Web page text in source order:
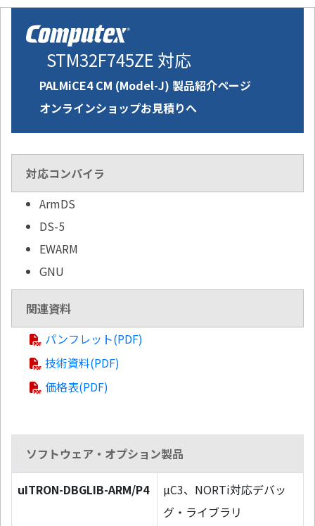
STM32F745ZE 対応
PALMiCE4 CM (Model-J) 製品紹介ページ
オンラインショップお見積りへ
対応コンパイラ
ArmDS
DS-5
EWARM
GNU
関連資料
パンフレット(PDF)
技術資料(PDF)
価格表(PDF)
ソフトウェア・オプション製品
uITRON-DBGLIB-ARM/P4
µC3、NORTi対応デバッ
グ・ライブラリ